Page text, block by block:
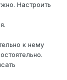
Настроить
к нему